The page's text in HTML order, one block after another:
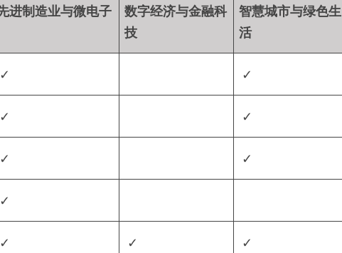
进制造业与微电子
数字经济与金融科
技
智慧城市与绿色生
活
✓ ✓
✓ ✓
✓ ✓
✓
✓ ✓ ✓